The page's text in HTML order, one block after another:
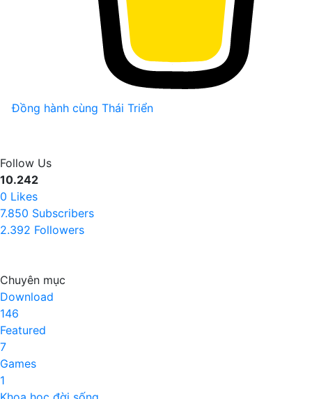
Đồng hành cùng Thái Triển
Follow Us
10.242
0 Likes
7.850 Subscribers
2.392 Followers
Chuyên mục
Download
146
Featured
7
Games
1